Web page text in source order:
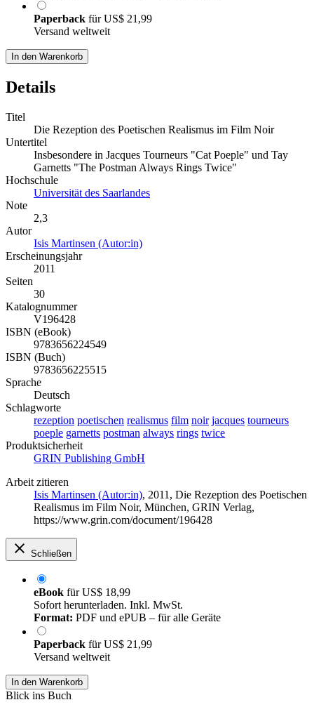
Paperback fürUS$ 21,99
Versand weltweit
In den Warenkorb
Details
Titel
Die Rezeption des Poetischen Realismus im Film Noir
Untertitel
Insbesondere in Jacques Tourneurs "Cat Poeple" und Tay
Garnetts "The Postman Always Rings Twice"
Hochschule
Universität des Saarlandes
Note
2,3
Autor
Isis Martinsen (Autor:in)
Erscheinungsjahr
2011
Seiten
30
Katalognummer
V196428
ISBN (eBook)
9783656224549
ISBN (Buch)
9783656225515
Sprache
Deutsch
Schlagworte
rezeption poetischen realismus film noir jacques tourneurs
poeple garnetts postman always rings twice
Produktsicherheit
GRIN Publishing GmbH
Arbeit zitieren
Isis Martinsen (Autor:in), 2011, Die Rezeption des Poetischen
Realismus im Film Noir, München, GRIN Verlag,
https://www.grin.com/document/196428
Schließen
eBook fürUS$ 18,99
Sofort herunterladen. Inkl. MwSt.
Format: PDF und ePUB – für alle Geräte
Paperback fürUS$ 21,99
Versand weltweit
In den Warenkorb
Blick ins Buch